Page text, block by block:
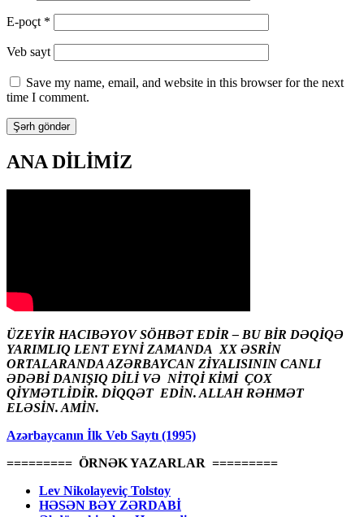
E-poçt *
Veb sayt
Save my name, email, and website in this browser for the next
time I comment.
ANA DİLİMİZ
ÜZEYİR HACIBƏYOV SÖHBƏT EDİR – BU BİR DƏQİQƏ
YARIMLIQ LENT EYNİ ZAMANDA XX ƏSRİN
ORTALARANDA AZƏRBAYCAN ZİYALISININ CANLI
ƏDƏBİ DANIŞIQ DİLİ VƏ NİTQİ KİMİ ÇOX
QİYMƏTLİDİR. DİQQƏT EDİN. ALLAH RƏHMƏT
ELƏSİN. AMİN.
Azərbaycanın İlk Veb Saytı (1995)
========= ÖRNƏK YAZARLAR =========
Lev Nikolayeviç Tolstoy
HƏSƏN BƏY ZƏRDABİ